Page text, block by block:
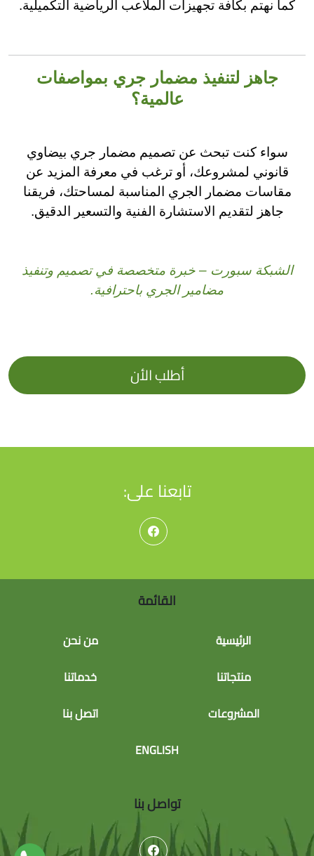
كما نهتم بكافة تجهيزات الملاعب الرياضية التكميلية.
جاهز لتنفيذ مضمار جري بمواصفات
عالمية؟
سواء كنت تبحث عن تصميم مضمار جري بيضاوي
قانوني لمشروعك، أو ترغب في معرفة المزيد عن
مقاسات مضمار الجري المناسبة لمساحتك، فريقنا
جاهز لتقديم الاستشارة الفنية والتسعير الدقيق.
الشبكة سبورت – خبرة متخصصة في تصميم وتنفيذ
مضامير الجري باحترافية.
أطلب الأن
تابعنا على:
القائمة
الرئيسية
من نحن
منتجاتنا
خدماتنا
المشروعات
اتصل بنا
ENGLISH
تواصل بنا